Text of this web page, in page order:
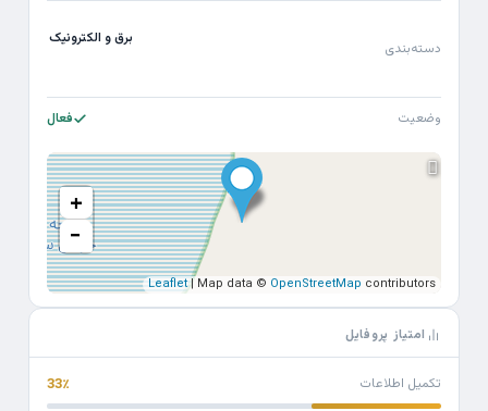
دسته‌بندی
برق و الکترونیک
وضعیت فعال
+
−
Leaflet| Map data © OpenStreetMap contributors
امتیاز پروفایل
تکمیل اطلاعات 33٪